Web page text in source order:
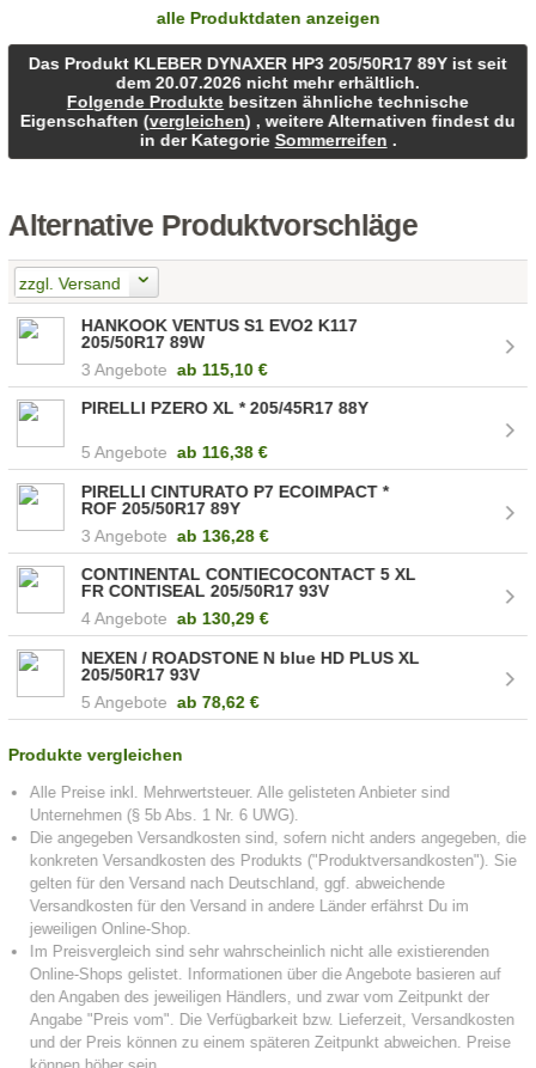
alle Produktdaten anzeigen
Das Produkt KLEBER DYNAXER HP3 205/50R17 89Y ist seit
dem 20.07.2026 nicht mehr erhältlich.
Folgende Produkte besitzen ähnliche technische
Eigenschaften (vergleichen) , weitere Alternativen findest du
in der Kategorie Sommerreifen .
Alternative Produktvorschläge
zzgl. Versand
HANKOOK VENTUS S1 EVO2 K117
205/50R17 89W
3 Angebote ab 115,10 €
PIRELLI PZERO XL * 205/45R17 88Y
5 Angebote ab 116,38 €
PIRELLI CINTURATO P7 ECOIMPACT *
ROF 205/50R17 89Y
3 Angebote ab 136,28 €
CONTINENTAL CONTIECOCONTACT 5 XL
FR CONTISEAL 205/50R17 93V
4 Angebote ab 130,29 €
NEXEN / ROADSTONE N blue HD PLUS XL
205/50R17 93V
5 Angebote ab 78,62 €
Produkte vergleichen